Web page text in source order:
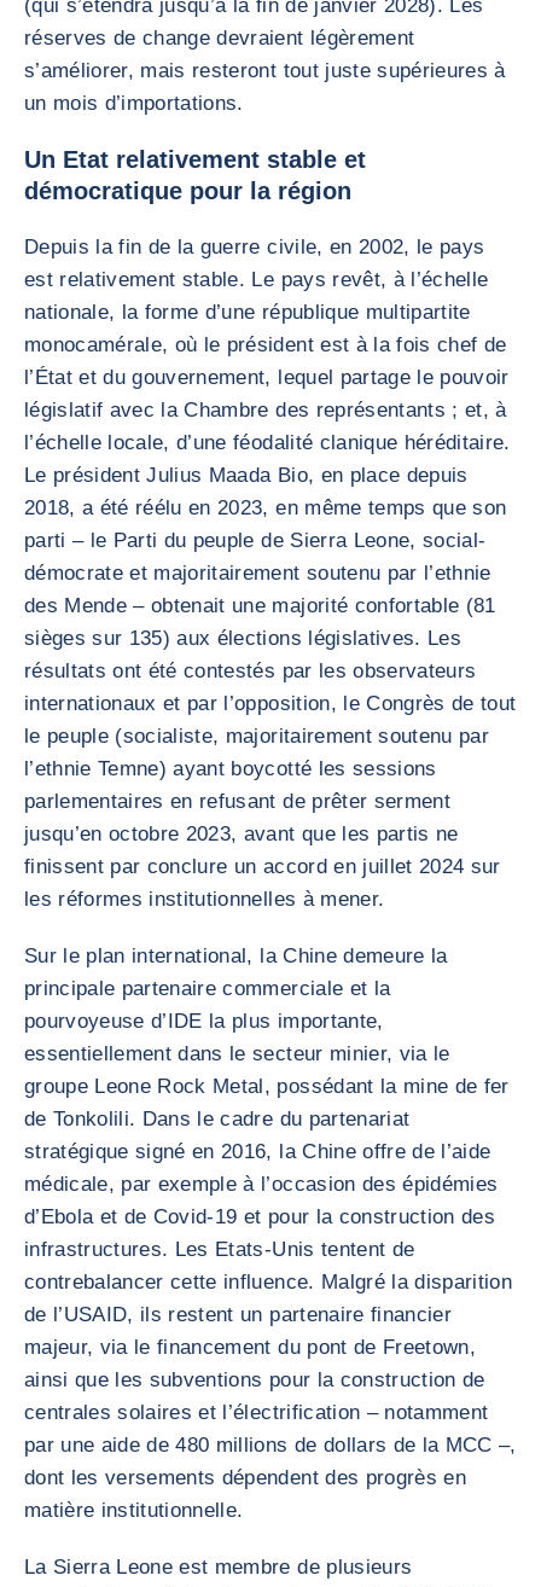
(qui s’étendra jusqu’à la fin de janvier 2028). Les
réserves de change devraient légèrement
s’améliorer, mais resteront tout juste supérieures à
un mois d’importations.
Un Etat relativement stable et
démocratique pour la région
Depuis la fin de la guerre civile, en 2002, le pays
est relativement stable. Le pays revêt, à l’échelle
nationale, la forme d’une république multipartite
monocamérale, où le président est à la fois chef de
l’État et du gouvernement, lequel partage le pouvoir
législatif avec la Chambre des représentants ; et, à
l’échelle locale, d’une féodalité clanique héréditaire.
Le président Julius Maada Bio, en place depuis
2018, a été réélu en 2023, en même temps que son
parti – le Parti du peuple de Sierra Leone, social-
démocrate et majoritairement soutenu par l’ethnie
des Mende – obtenait une majorité confortable (81
sièges sur 135) aux élections législatives. Les
résultats ont été contestés par les observateurs
internationaux et par l’opposition, le Congrès de tout
le peuple (socialiste, majoritairement soutenu par
l’ethnie Temne) ayant boycotté les sessions
parlementaires en refusant de prêter serment
jusqu’en octobre 2023, avant que les partis ne
finissent par conclure un accord en juillet 2024 sur
les réformes institutionnelles à mener.
Sur le plan international, la Chine demeure la
principale partenaire commerciale et la
pourvoyeuse d’IDE la plus importante,
essentiellement dans le secteur minier, via le
groupe Leone Rock Metal, possédant la mine de fer
de Tonkolili. Dans le cadre du partenariat
stratégique signé en 2016, la Chine offre de l’aide
médicale, par exemple à l’occasion des épidémies
d’Ebola et de Covid-19 et pour la construction des
infrastructures. Les Etats-Unis tentent de
contrebalancer cette influence. Malgré la disparition
de l’USAID, ils restent un partenaire financier
majeur, via le financement du pont de Freetown,
ainsi que les subventions pour la construction de
centrales solaires et l’électrification – notamment
par une aide de 480 millions de dollars de la MCC –,
dont les versements dépendent des progrès en
matière institutionnelle.
La Sierra Leone est membre de plusieurs